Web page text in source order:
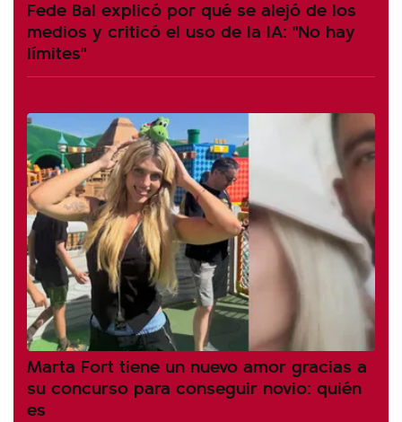
Fede Bal explicó por qué se alejó de los
medios y criticó el uso de la IA: "No hay
límites"
Marta Fort tiene un nuevo amor gracias a
su concurso para conseguir novio: quién
es